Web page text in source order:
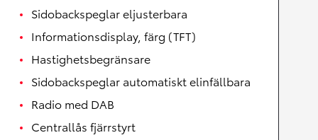
Sidobackspeglar eljusterbara
Informationsdisplay, färg (TFT)
Hastighetsbegränsare
Sidobackspeglar automatiskt elinfällbara
Radio med DAB
Centrallås fjärrstyrt